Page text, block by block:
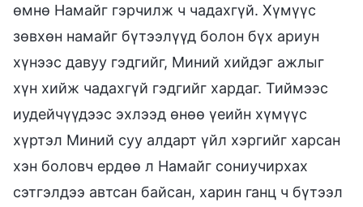
өмнө Намайг гэрчилж ч чадахгүй. Хүмүүс
зөвхөн намайг бүтээлүүд болон бүх ариун
хүнээс давуу гэдгийг, Миний хийдэг ажлыг
хүн хийж чадахгүй гэдгийг хардаг. Тиймээс
иудейчүүдээс эхлээд өнөө үеийн хүмүүс
хүртэл Миний суу алдарт үйл хэргийг харсан
хэн боловч ердөө л Намайг сониучирхах
сэтгэлдээ автсан байсан, харин ганц ч бүтээл